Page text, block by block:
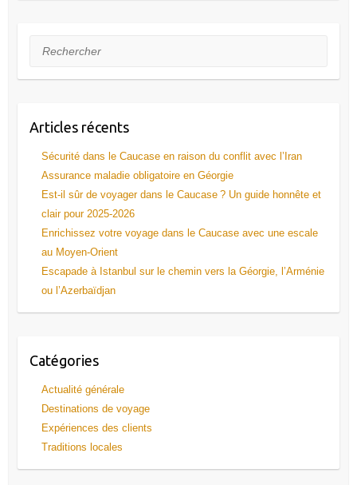
Rechercher
Articles récents
Sécurité dans le Caucase en raison du conflit avec l’Iran
Assurance maladie obligatoire en Géorgie
Est-il sûr de voyager dans le Caucase ? Un guide honnête et
clair pour 2025-2026
Enrichissez votre voyage dans le Caucase avec une escale
au Moyen-Orient
Escapade à Istanbul sur le chemin vers la Géorgie, l’Arménie
ou l’Azerbaïdjan
Catégories
Actualité générale
Destinations de voyage
Expériences des clients
Traditions locales